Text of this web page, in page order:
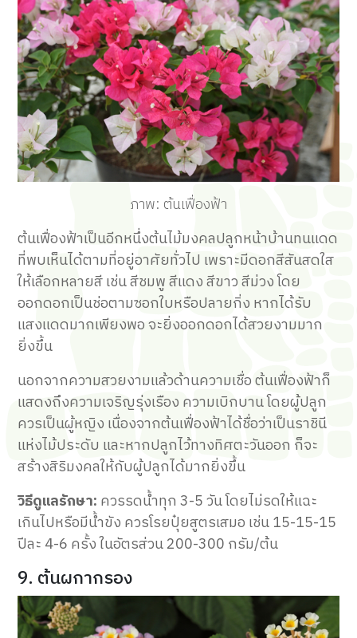
ภาพ: ต้นเฟื่องฟ้า
ต้นเฟื่องฟ้าเป็นอีกหนึ่งต้นไม้มงคลปลูกหน้าบ้านทนแดด
ที่พบเห็นได้ตามที่อยู่อาศัยทั่วไป เพราะมีดอกสีสันสดใส
ให้เลือกหลายสี เช่น สีชมพู สีแดง สีขาว สีม่วง โดย
ออกดอกเป็นช่อตามซอกใบหรือปลายกิ่ง หากได้รับ
แสงแดดมากเพียงพอ จะยิ่งออกดอกได้สวยงามมาก
ยิ่งขึ้น
นอกจากความสวยงามแล้วด้านความเชื่อ ต้นเฟื่องฟ้าก็
แสดงถึงความเจริญรุ่งเรือง ความเบิกบาน โดยผู้ปลูก
ควรเป็นผู้หญิง เนื่องจากต้นเฟื่องฟ้าได้ชื่อว่าเป็นราชินี
แห่งไม้ประดับ และหากปลูกไว้ทางทิศตะวันออก ก็จะ
สร้างสิริมงคลให้กับผู้ปลูกได้มากยิ่งขึ้น
วิธีดูแลรักษา: ควรรดน้ำทุก 3-5 วัน โดยไม่รดให้แฉะ
เกินไปหรือมีน้ำขัง ควรโรยปุ๋ยสูตรเสมอ เช่น 15-15-15
ปีละ 4-6 ครั้ง ในอัตรส่วน 200-300 กรัม/ต้น
9. ต้นผกากรอง